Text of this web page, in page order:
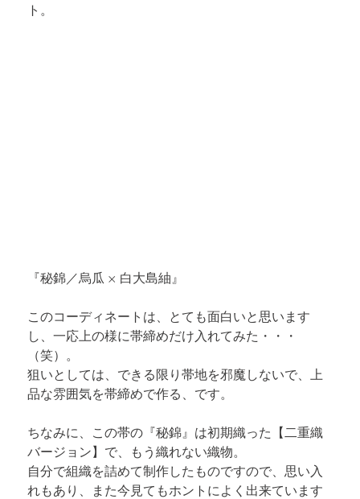
ト。
『秘錦／烏瓜 × 白大島紬』
このコーディネートは、とても面白いと思います
し、一応上の様に帯締めだけ入れてみた・・・
（笑）。
狙いとしては、できる限り帯地を邪魔しないで、上
品な雰囲気を帯締めで作る、です。
ちなみに、この帯の『秘錦』は初期織った【二重織
バージョン】で、もう織れない織物。
自分で組織を詰めて制作したものですので、思い入
れもあり、また今見てもホントによく出来ています